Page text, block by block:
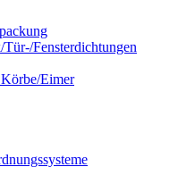
Fensterdichtungen
Eimer